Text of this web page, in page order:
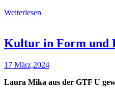
Weiterlesen
Kultur in Form und
17 März,2024
Laura Mika aus der GTF U